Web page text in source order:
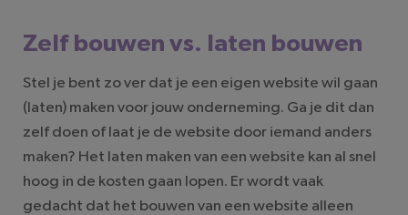
Zelf bouwen vs. laten bouwen
Stel je bent zo ver dat je een eigen website wil gaan
(laten) maken voor jouw onderneming. Ga je dit dan
zelf doen of laat je de website door iemand anders
maken? Het laten maken van een website kan al snel
hoog in de kosten gaan lopen. Er wordt vaak
gedacht dat het bouwen van een website alleen